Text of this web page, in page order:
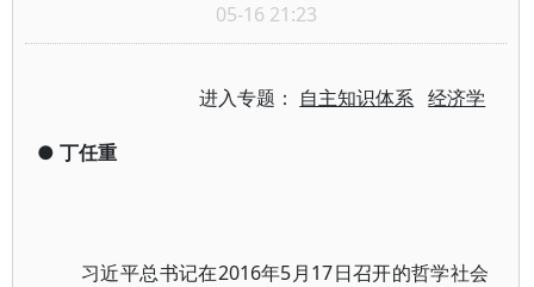
05-16 21:23
进入专题： 自主知识体系 经济学
● 丁任重
习近平总书记在2016年5月17日召开的哲学社会